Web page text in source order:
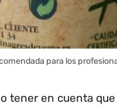
para los
tener en cuenta